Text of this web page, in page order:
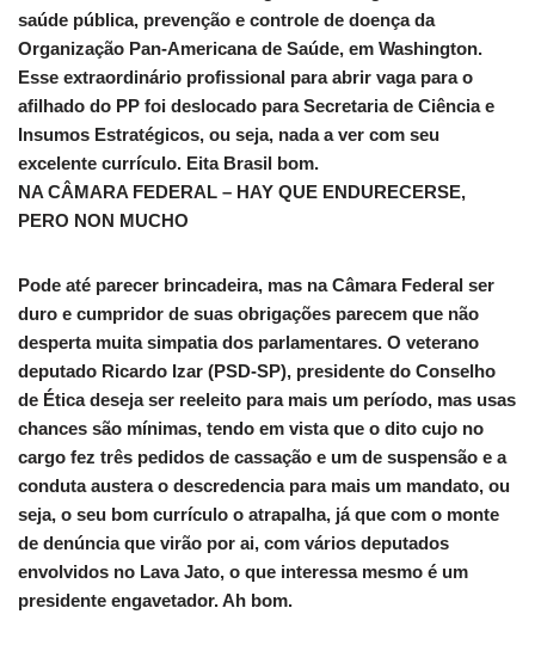
saúde pública, prevenção e controle de doença da
Organização Pan-Americana de Saúde, em Washington.
Esse extraordinário profissional para abrir vaga para o
afilhado do PP foi deslocado para Secretaria de Ciência e
Insumos Estratégicos, ou seja, nada a ver com seu
excelente currículo. Eita Brasil bom.
NA CÂMARA FEDERAL – HAY QUE ENDURECERSE,
PERO NON MUCHO
Pode até parecer brincadeira, mas na Câmara Federal ser
duro e cumpridor de suas obrigações parecem que não
desperta muita simpatia dos parlamentares. O veterano
deputado Ricardo Izar (PSD-SP), presidente do Conselho
de Ética deseja ser reeleito para mais um período, mas usas
chances são mínimas, tendo em vista que o dito cujo no
cargo fez três pedidos de cassação e um de suspensão e a
conduta austera o descredencia para mais um mandato, ou
seja, o seu bom currículo o atrapalha, já que com o monte
de denúncia que virão por ai, com vários deputados
envolvidos no Lava Jato, o que interessa mesmo é um
presidente engavetador. Ah bom.